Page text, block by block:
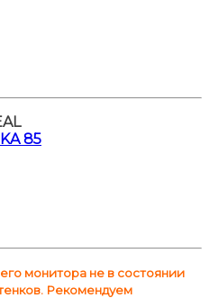
85
монитора не в состоянии
Рекомендуем